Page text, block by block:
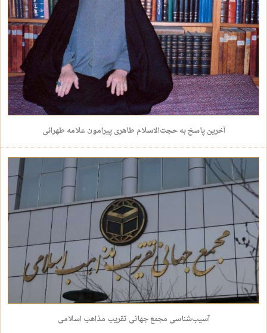
آخرین پاسخ به حجت‌الاسلام طاهری پیرامون علامه طهرانی
آسیب‌شناسی مجمع جهانی تقریب مذاهب اسلامی